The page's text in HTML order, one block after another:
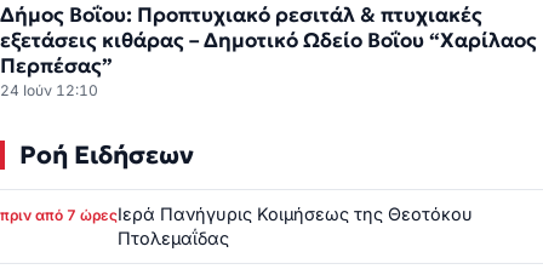
Δήμος Βοΐου: Προπτυχιακό ρεσιτάλ & πτυχιακές
εξετάσεις κιθάρας – Δημοτικό Ωδείο Βοΐου “Χαρίλαος
Περπέσας”
24 Ιούν 12:10
Ροή Ειδήσεων
πριν από 7 ώρεςΙερά Πανήγυρις Κοιμήσεως της Θεοτόκου
Πτολεμαΐδας